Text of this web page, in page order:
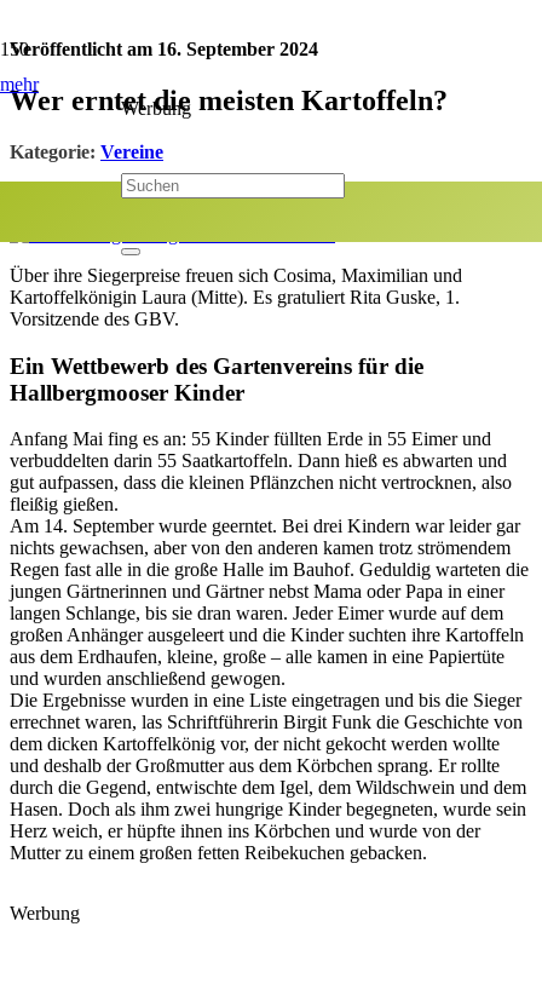
mehr
Werbung
Veröffentlicht am 16. September 2024
Wer erntet die meisten Kartoffeln?
Kategorie: Vereine
Über ihre Siegerpreise freuen sich Cosima, Maximilian und
Kartoffelkönigin Laura (Mitte). Es gratuliert Rita Guske, 1.
Vorsitzende des GBV.
Ein Wettbewerb des Gartenvereins für die
Hallbergmooser Kinder
Anfang Mai fing es an: 55 Kinder füllten Erde in 55 Eimer und
verbuddelten darin 55 Saatkartoffeln. Dann hieß es abwarten und
gut aufpassen, dass die kleinen Pflänzchen nicht vertrocknen, also
fleißig gießen.
Am 14. September wurde geerntet. Bei drei Kindern war leider gar
nichts gewachsen, aber von den anderen kamen trotz strömendem
Regen fast alle in die große Halle im Bauhof. Geduldig warteten die
jungen Gärtnerinnen und Gärtner nebst Mama oder Papa in einer
langen Schlange, bis sie dran waren. Jeder Eimer wurde auf dem
großen Anhänger ausgeleert und die Kinder suchten ihre Kartoffeln
aus dem Erdhaufen, kleine, große – alle kamen in eine Papiertüte
und wurden anschließend gewogen.
Die Ergebnisse wurden in eine Liste eingetragen und bis die Sieger
errechnet waren, las Schriftführerin Birgit Funk die Geschichte von
dem dicken Kartoffelkönig vor, der nicht gekocht werden wollte
und deshalb der Großmutter aus dem Körbchen sprang. Er rollte
durch die Gegend, entwischte dem Igel, dem Wildschwein und dem
Hasen. Doch als ihm zwei hungrige Kinder begegneten, wurde sein
Herz weich, er hüpfte ihnen ins Körbchen und wurde von der
Mutter zu einem großen fetten Reibekuchen gebacken.
Werbung